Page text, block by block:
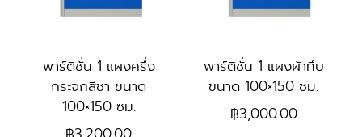
พาร์ติชั่น 1 แผงครึ่ง
กระจกสีชา ขนาด
100×150 ซม.
พาร์ติชั่น 1 แผงผ้าทึบ
ขนาด 100×150 ซม.
฿3,000.00